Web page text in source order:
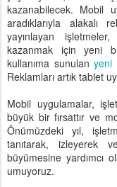
kazanabilecek. Mobil
aradıklarıyla alakalı
yayınlayan
kazanmak için yeni
kullanıma sunulanyeni
Reklamları artık tablet
Mobil uygulamalar,
büyük bir fırsattır ve
Önümüzdeki yıl,
tanıtarak, izleyerek
büyümesine yardımcı
umuyoruz.